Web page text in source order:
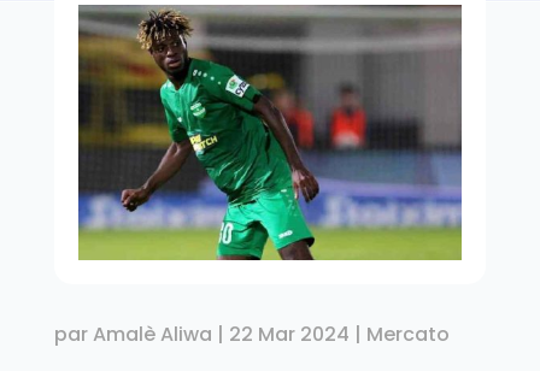
parAmalè Aliwa | 22 Mar 2024 | Mercato